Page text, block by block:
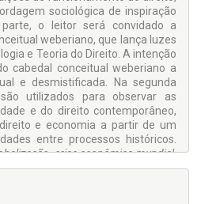
sociológica de inspiração
o leitor será convidado a
weberiano, que lança luzes
e Teoria do Direito. A intenção
cabedal conceitual weberiano a
e desmistificada. Na segunda
utilizados para observar as
e do direito contemporâneo,
e economia a partir de um
entre processos históricos.
crise econômica mundial,
algocracia, crime organizado
a uma análise de fundo sobre
do direito e de manutenção